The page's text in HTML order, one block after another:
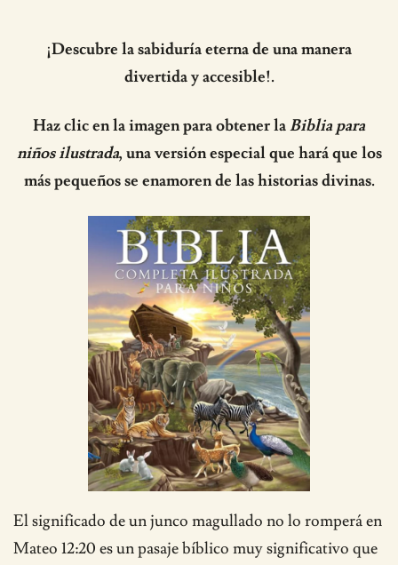
¡Descubre la sabiduría eterna de una manera
divertida y accesible!.
Haz clic en la imagen para obtener laBiblia para
niños ilustrada, una versión especial que hará que los
más pequeños se enamoren de las historias divinas.
El significado de un junco magullado no lo romperá en
Mateo 12:20 es un pasaje bíblico muy significativo que